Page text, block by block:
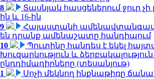
8
Տասնյակ հասցեներում ջուր չի
ին և 16-ին
9
Հայաստանի
են դրանք ամենաշատը հանդիպում
10
Պուտինը հանդես է եկել
Խուզարկություն և
ընդդիմադիրները (տեսանյութ)
1
Սոչի մեկնող ինքնաթիռը